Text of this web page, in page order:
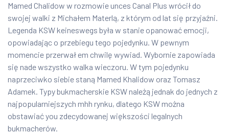
Mamed Chalidow w rozmowie unces Canal Plus wrócił do
swojej walki z Michałem Materlą, z którym od lat się przyjaźni.
Legenda KSW keineswegs była w stanie opanować emocji,
opowiadając o przebiegu tego pojedynku. W pewnym
momencie przerwał em chwilę wywiad. Wybornie zapowiada
się nade wszystko walka wieczoru. W tym pojedynku
naprzeciwko siebie staną Mamed Khalidow oraz Tomasz
Adamek. Typy bukmacherskie KSW należą jednak do jednych z
najpopularniejszych mhh rynku, dlatego KSW można
obstawiać you zdecydowanej większości legalnych
bukmacherów.